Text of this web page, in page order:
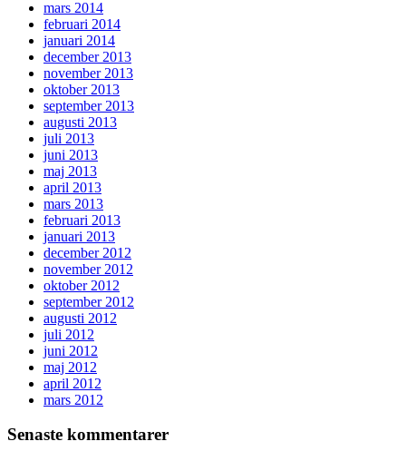
mars 2014
februari 2014
januari 2014
december 2013
november 2013
oktober 2013
september 2013
augusti 2013
juli 2013
juni 2013
maj 2013
april 2013
mars 2013
februari 2013
januari 2013
december 2012
november 2012
oktober 2012
september 2012
augusti 2012
juli 2012
juni 2012
maj 2012
april 2012
mars 2012
Senaste kommentarer